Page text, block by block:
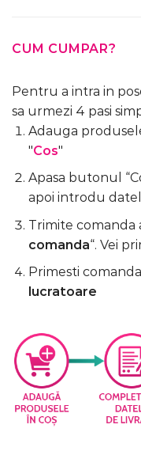
CUM CUMPAR?
Pentru a intra in
sa urmezi 4 pasi
Adauga
"Cos"
Apasa butonul
apoi introdu
Trimite comanda
comanda“. Vei
Primesti
lucratoare